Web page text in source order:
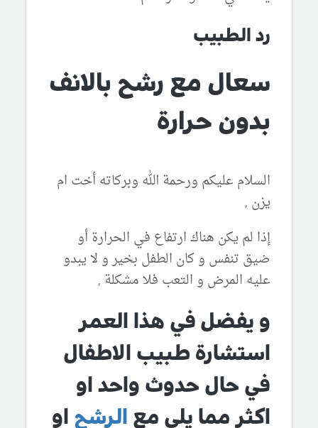
رد الطبيب
سعال مع رشح بالانف
بدون حرارة
السلام عليكم ورحمة الله وبركاته أخت ام
يزن ,
إذا لم يكن هناك ارتفاع في الحرارة أو
ضيق تنفس و كان الطفل بخير و لا يبدو
عليه المرض و التعب فلا مشكلة ,
و يفضل في هذا العمر
استشارة طبيب الاطفال
في حال حدوث واحد او
اكثر مما يلي مع الرشح او